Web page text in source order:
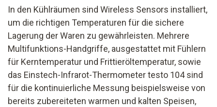
In den Kühlräumen sind Wireless Sensors installiert,
um die richtigen Temperaturen für die sichere
Lagerung der Waren zu gewährleisten. Mehrere
Multifunktions-Handgriffe, ausgestattet mit Fühlern
für Kerntemperatur und Frittieröltemperatur, sowie
das Einstech-Infrarot-Thermometer testo 104 sind
für die kontinuierliche Messung beispielsweise von
bereits zubereiteten warmen und kalten Speisen,